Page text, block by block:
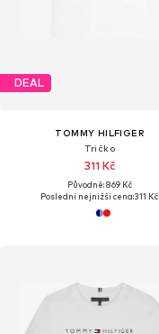
DEAL
TOMMY HILFIGER
Tričko
311 Kč
Původně: 869 Kč
Poslední nejnižší cena:311 Kč